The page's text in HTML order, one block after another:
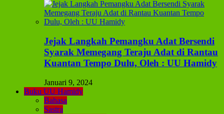
Jejak Langkah Pemangku Adat Bersendi
Syarak Memegang Teraju Adat di Rantau
Kuantan Tempo Dulu, Oleh : UU Hamidy
Januari 9, 2024
Buku UU Hamidy
Bahasa
Sastra